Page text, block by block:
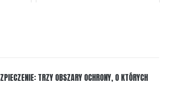
TRZY OBSZARY OCHRONY, O KTÓRYCH